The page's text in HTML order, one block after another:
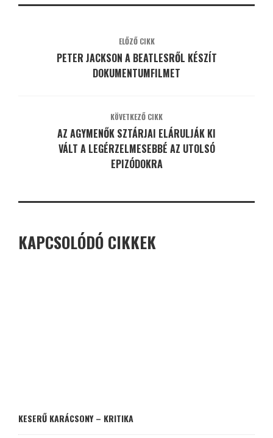
ELŐZŐ CIKK
PETER JACKSON A BEATLESRŐL KÉSZÍT
DOKUMENTUMFILMET
KÖVETKEZŐ CIKK
AZ AGYMENŐK SZTÁRJAI ELÁRULJÁK KI
VÁLT A LEGÉRZELMESEBBÉ AZ UTOLSÓ
EPIZÓDOKRA
KAPCSOLÓDÓ CIKKEK
KESERŰ KARÁCSONY – KRITIKA